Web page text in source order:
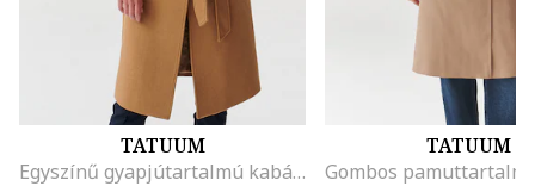
TATUUM
Egyszínű gyapjútartalmú kabát, Barna
TATUUM